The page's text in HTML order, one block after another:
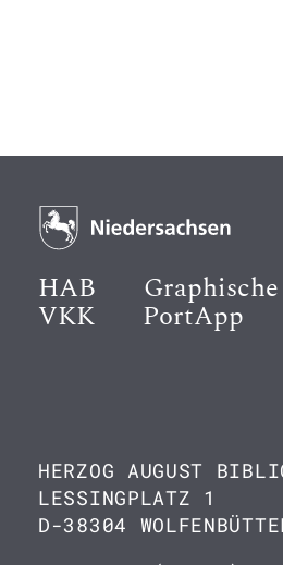
HAB
VKK PortApp
HERZOG AUGUST
LESSINGPLATZ 1
D-38304